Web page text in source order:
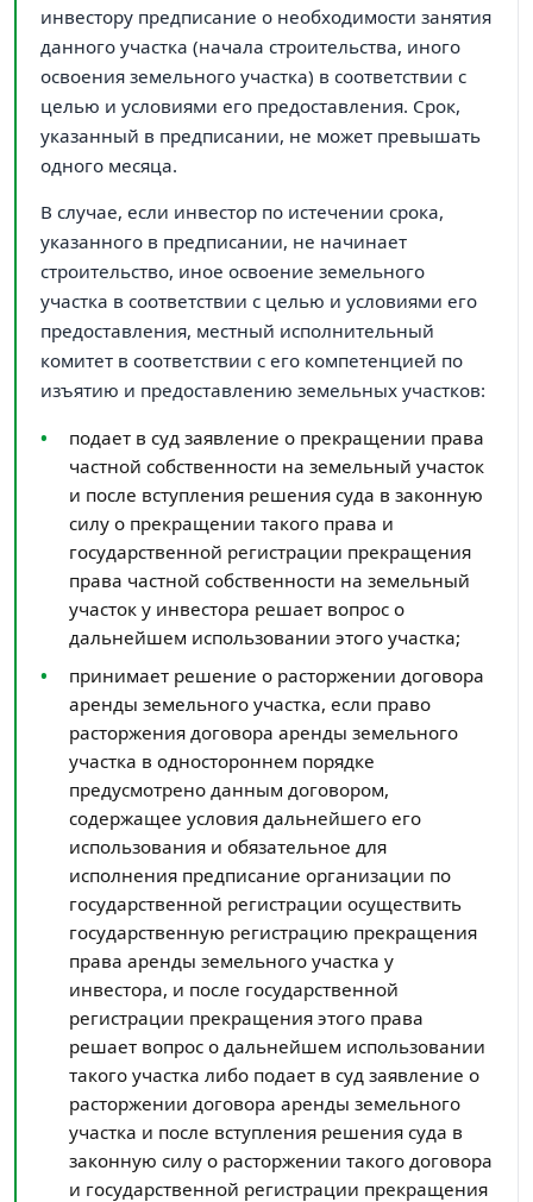
инвестору предписание о необходимости занятия
данного участка (начала строительства, иного
освоения земельного участка) в соответствии с
целью и условиями его предоставления. Срок,
указанный в предписании, не может превышать
одного месяца.
В случае, если инвестор по истечении срока,
указанного в предписании, не начинает
строительство, иное освоение земельного
участка в соответствии с целью и условиями его
предоставления, местный исполнительный
комитет в соответствии с его компетенцией по
изъятию и предоставлению земельных участков:
подает в суд заявление о прекращении права
частной собственности на земельный участок
и после вступления решения суда в законную
силу о прекращении такого права и
государственной регистрации прекращения
права частной собственности на земельный
участок у инвестора решает вопрос о
дальнейшем использовании этого участка;
принимает решение о расторжении договора
аренды земельного участка, если право
расторжения договора аренды земельного
участка в одностороннем порядке
предусмотрено данным договором,
содержащее условия дальнейшего его
использования и обязательное для
исполнения предписание организации по
государственной регистрации осуществить
государственную регистрацию прекращения
права аренды земельного участка у
инвестора, и после государственной
регистрации прекращения этого права
решает вопрос о дальнейшем использовании
такого участка либо подает в суд заявление о
расторжении договора аренды земельного
участка и после вступления решения суда в
законную силу о расторжении такого договора
и государственной регистрации прекращения